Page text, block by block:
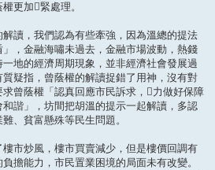
更加緊處理。
讀，我們認為有些牽強，因為溫總的提法
，金融海嘯未過去，金融市場波動，熱錢
地的經濟周期現象，並非經濟社會發展過
疑指，曾蔭權的解讀捉錯了用神，沒有對
曾蔭權「認真回應市民訴求，力做好保障
諧」，坊間把胡溫的提示一起解讀，多認
、貧富懸殊等民生問題。
市炒風，樓市買賣減少，但是樓價回調有
擔能力，市民置業困境的局面未有改變。